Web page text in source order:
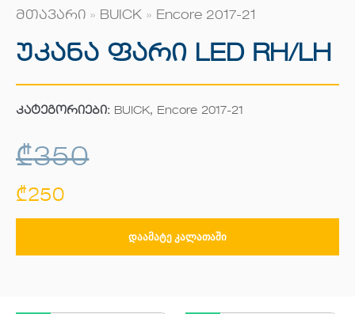
მთავარი » BUICK » Encore 2017-21
Უკანა Ფარი LED RH/LH
კატეგორიები: BUICK, Encore 2017-21
₾350
₾250
ᲓᲐᲐᲛᲐᲢᲔ ᲙᲐᲚᲐᲗᲐᲨᲘ